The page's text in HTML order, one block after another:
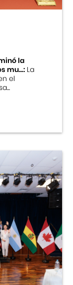
la
mu...:La
el